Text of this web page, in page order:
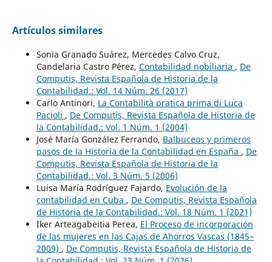
Artículos similares
Sonia Granado Suárez, Mercedes Calvo Cruz,
Candelaria Castro Pérez, Contabilidad nobiliaria , De
Computis, Revista Española de Historia de la
Contabilidad.: Vol. 14 Núm. 26 (2017)
Carlo Antinori, La Contabilità pratica prima di Luca
Pacioli , De Computis, Revista Española de Historia de
la Contabilidad.: Vol. 1 Núm. 1 (2004)
José María González Ferrando, Balbuceos y primeros
pasos de la Historia de la Contabilidad en España , De
Computis, Revista Española de Historia de la
Contabilidad.: Vol. 3 Núm. 5 (2006)
Luisa María Rodríguez Fajardo, Evolución de la
contabilidad en Cuba , De Computis, Revista Española
de Historia de la Contabilidad.: Vol. 18 Núm. 1 (2021)
Iker Arteagabeitia Perea, El Proceso de incorporación
de las mujeres en las Cajas de Ahorros Vascas (1845–
2009) , De Computis, Revista Española de Historia de